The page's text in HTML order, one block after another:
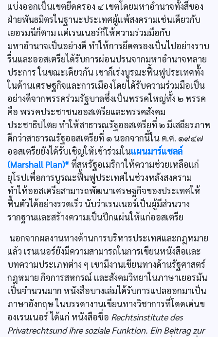
แบ่งออกเป็นเขตยึดครอง ๔ เขตโดยมหาอำนาจทั้งสี่ของ
ฝ่ายพันธมิตรในฐานะประเทศผู้แพ้สงครามเช่นเดียวกับ
เยอรมนีก็ตาม แต่เรนเนอร์ก็ให้ความร่วมมือกับ
มหาอำนาจเป็นอย่างดี ทำให้การยึดครองเป็นไปอย่างราบ
รื่นและออสเตรียได้รับการผ่อนปรนจากมหาอำนาจหลาย
ประการ ในขณะเดียวกัน เขาก็เร่งบูรณะฟื้นฟูประเทศทั้ง
ในด้านเศรษฐกิจและการเมืองโดยได้รับความร่วมมือเป็น
อย่างดีจากพรรคร่วมรัฐบาลซึ่งเป็นพรรคใหญ่ทั้ง ๒ พรรค
คือ พรรคประชาชนออสเตรียและพรรคสังคม
ประชาธิปไตย ทำให้สาธารณรัฐออสเตรียที่ ๒ มีเสถียรภาพ
ดีกว่าสาธารณรัฐออสเตรียที่ ๑ นอกจากนี้ใน ค.ศ. ๑๙๔๗
ออสเตรียยังได้รับเชิญให้เข้าร่วมในแผนมาร์แชลล์
(Marshall Plan)* ที่สหรัฐอเมริกาให้ความช่วยเหลือแก่
ยุโรปเพื่อการบูรณะฟื้นฟูประเทศในช่วงหลังสงคราม
ทำให้ออสเตรียสามารถพัฒนาเศรษฐกิจของประเทศให้
ฟื้นตัวได้อย่างรวดเร็ว นับว่าเรนเนอร์เป็นผู้มีส่วนวาง
รากฐานและสร้างความเป็นปึกแผ่นให้แก่ออสเตรีย
นอกจากผลงานทางด้านการบริหารประเทศและกฎหมาย
แล้ว เรนเนอร์ยังมีความสามารถในการเขียนหนังสือและ
บทความประเภทต่าง ๆ เขามีงานเขียนทางด้านรัฐศาสตร์
กฎหมาย กิจการสหกรณ์ และสังคมวิทยาในภาษาเยอรมัน
เป็นจำนวนมาก หนังสือบางเล่มได้รับการแปลออกมาเป็น
ภาษาอังกฤษ ในบรรดางานเขียนทางวิชาการที่โดดเด่นข
องเรนเนอร์ ได้แก่ หนังสือชื่อ Rechtsinstitute des
Privatrechtsund ihre soziale Funktion. Ein Beitrag zur